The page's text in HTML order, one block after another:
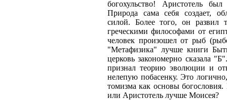
богохульство! Аристотель
Природа сама себя создает,
силой. Более того, он развил
греческими философами от
человек произошел от рыб
"Метафизика" лучше книги
церковь закономерно сказала
признал теорию эволюции и
нелепую побасенку. Это
томизма как основы
или Аристотель лучше Моисея?